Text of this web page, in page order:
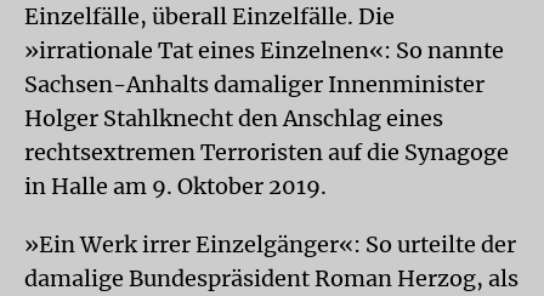
Einzelfälle, überall Einzelfälle. Die
»irrationale Tat eines Einzelnen«: So nannte
Sachsen-Anhalts damaliger Innenminister
Holger Stahlknecht den Anschlag eines
rechtsextremen Terroristen auf die Synagoge
in Halle am 9. Oktober 2019.
»Ein Werk irrer Einzelgänger«: So urteilte der
damalige Bundespräsident Roman Herzog, als